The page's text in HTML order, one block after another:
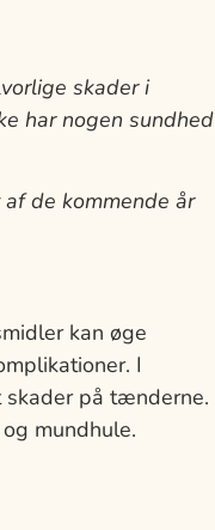
skader i
har nogen sundhed
de kommende år
kan øge
I
på tænderne.
mundhule.